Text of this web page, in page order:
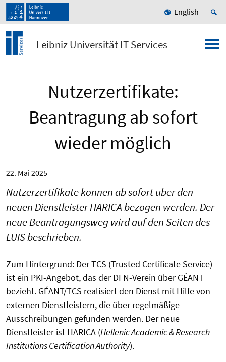
English
Leibniz Universität IT Services
Nutzerzertifikate:
Beantragung ab sofort
wieder möglich
22. Mai 2025
Nutzerzertifikate können ab sofort über den
neuen Dienstleister HARICA bezogen werden. Der
neue Beantragungsweg wird auf den Seiten des
LUIS beschrieben.
Zum Hintergrund: Der TCS (Trusted Certificate Service)
ist ein PKI-Angebot, das der DFN-Verein über GÉANT
bezieht. GÉANT/TCS realisiert den Dienst mit Hilfe von
externen Dienstleistern, die über regelmäßige
Ausschreibungen gefunden werden. Der neue
Dienstleister ist HARICA (Hellenic Academic & Research
Institutions Certification Authority).